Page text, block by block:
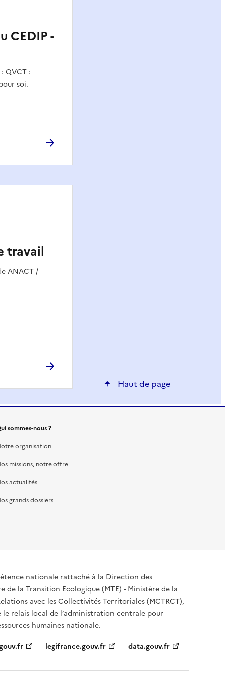
CEDIP -
QVCT :
soi.
travail
ANACT /
Haut de page
sommes-nous ?
organisation
missions, notre offre
actualités
grands dossiers
nationale rattaché à la Direction des
de la Transition Ecologique (MTE) - Ministère de la
avec les Collectivités Territoriales (MCTRCT),
le relais local de l’administration centrale pour
humaines nationale.
legifrance.gouv.fr data.gouv.fr